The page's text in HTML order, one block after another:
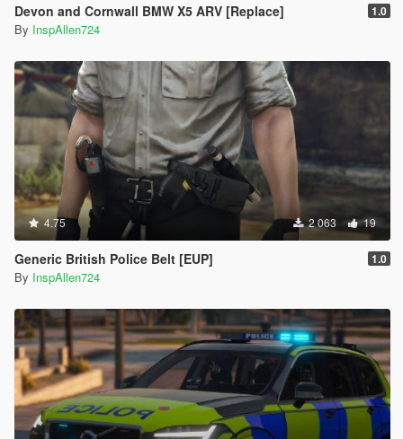
Devon and Cornwall BMW X5 ARV [Replace] 1.0
By InspAllen724
4.75 2 063 19
Generic British Police Belt [EUP] 1.0
By InspAllen724